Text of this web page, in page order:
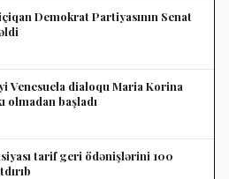
Demokrat Partiyasının Senat
Venesuela dialoqu Maria Korina
olmadan başladı
tarif geri ödənişlərini 100